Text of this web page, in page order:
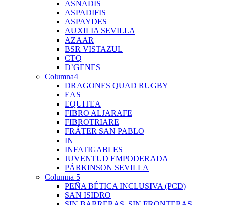
ASNADIS
ASPADIFIS
ASPAYDES
AUXILIA SEVILLA
AZAAR
BSR VISTAZUL
CTQ
D’GENES
Columna4
DRAGONES QUAD RUGBY
EAS
EQUITEA
FIBRO ALJARAFE
FIBROTRIARE
FRÁTER SAN PABLO
IN
INFATIGABLES
JUVENTUD EMPODERADA
PÁRKINSON SEVILLA
Columna 5
PEÑA BÉTICA INCLUSIVA (PCD)
SAN ISIDRO